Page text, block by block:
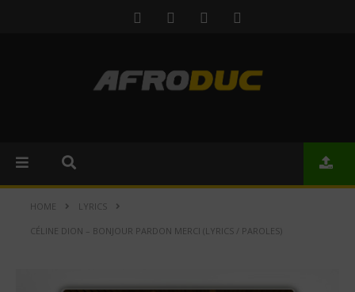
HOME LYRICS
CÉLINE DION – BONJOUR PARDON MERCI (LYRICS / PAROLES)